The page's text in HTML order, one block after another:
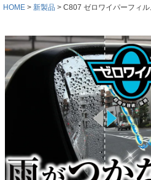
HOME
新製品 C807 ゼロワイパーフィ